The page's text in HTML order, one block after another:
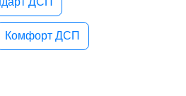
Комфорт ДСП